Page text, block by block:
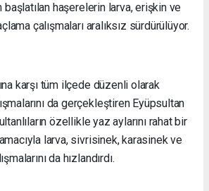
başlatılan haşerelerin larva, erişkin ve
çalışmaları aralıksız sürdürülüyor.
karşı tüm ilçede düzenli olarak
da gerçekleştiren Eyüpsultan
özellikle yaz aylarını rahat bir
larva, sivrisinek, karasinek ve
da hızlandırdı.